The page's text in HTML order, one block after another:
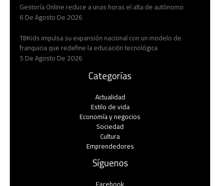
Gestoría Online reduce a unas horas el alta de autónomo
6 De Agosto De 2026
TBKids impulsa su expansión nacional con un modelo de
franquicia que redefine la educación tecnológica
5 De Agosto De 2026
Categorías
Actualidad
Estilo de vida
Economía y negocios​
Sociedad
Cultura
Emprendedores
Síguenos